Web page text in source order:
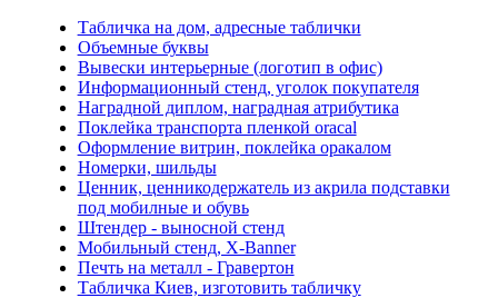
Табличка на дом, адресные таблички
Объемные буквы
Вывески интерьерные (логотип в офис)
Информационный стенд, уголок покупателя
Наградной диплом, наградная атрибутика
Поклейка транспорта пленкой oracal
Оформление витрин, поклейка оракалом
Номерки, шильды
Ценник, ценникодержатель из акрила подставки
под мобилные и обувь
Штендер - выносной стенд
Мобильный стенд, X-Banner
Печть на металл - Гравертон
Табличка Киев, изготовить табличку